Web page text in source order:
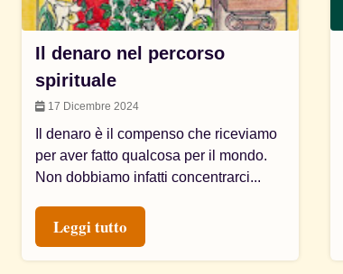
Il denaro nel percorso
spirituale
17 Dicembre 2024
Il denaro è il compenso che riceviamo
per aver fatto qualcosa per il mondo.
Non dobbiamo infatti concentrarci...
Leggi tutto